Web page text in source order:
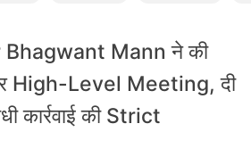
Mann ने की
High-Level Meeting, दी
कार्रवाई की Strict